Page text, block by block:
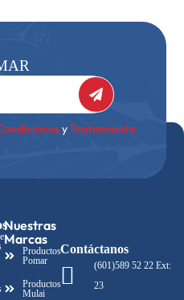
yTratamiento
Nuestras
Marcas
Productos
Pomar
Productos
Mulai
Contáctanos
(601)589 52 22 Ext:
23